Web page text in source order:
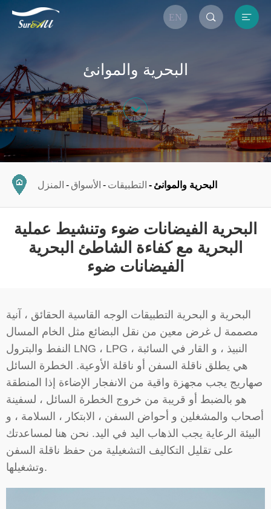
EN  
البحرية والموانئ

المنزل الأسواق التطبيقات البحرية والموانئ
البحرية الفيضانات ضوء وتنشيط عملية
البحرية مع كفاءة الشاطئ البحرية
الفيضانات ضوء
البحرية و البحرية التطبيقات الوجه القاسية الحقائق ، آنية
مصممة ل غرض معين من نقل البضائع مثل الخام المسال
النفط والبترول LNG ، LPG ، النبيذ ، و القار في السائبة
هي يطلق ناقلة السفن أو ناقلة الأوعية. الخطرة السائل
صهاريج يجب مجهزة واقية من الانفجار الإضاءة إذا المنطقة
هو بالضبط أو قريبة من خروج الخطرة السائل ، لسفينة
أصحاب والمشغلين و أحواض السفن ، الابتكار ، السلامة ، و
البيئة الرعاية يجب الذهاب اليد في اليد. نحن هنا لمساعدتك
على تقليل التكاليف التشغيلية من حفظ ناقلة السفن
وتشغيلها.